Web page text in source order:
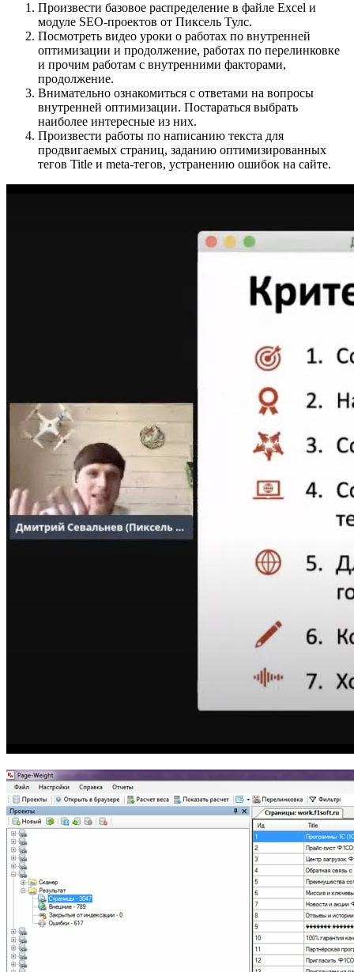
Произвести базовое распределение в файле Excel и
модуле SEO-проектов от Пиксель Тулс.
Посмотреть видео уроки о работах по внутренней
оптимизации и продолжение, работах по перелинковке
и прочим работам с внутренними факторами,
продолжение.
Внимательно ознакомиться с ответами на вопросы
внутренней оптимизации. Постараться выбрать
наиболее интересные из них.
Произвести работы по написанию текста для
продвигаемых страниц, заданию оптимизированных
тегов Title и meta-тегов, устранению ошибок на сайте.